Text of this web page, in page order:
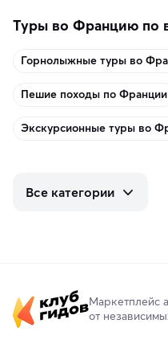
Туры во Францию по
Горнолыжные туры во
Пешие походы по Франции
Экскурсионные туры во
Все категории
Маркетплейс
от